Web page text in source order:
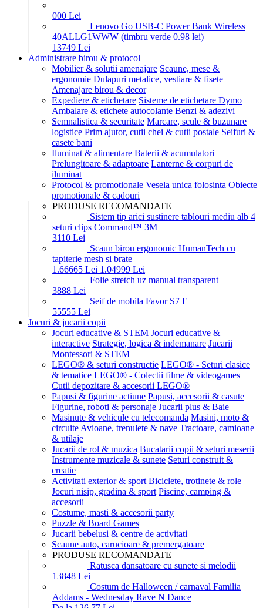
000 Lei
Lenovo Go USB-C Power Bank Wireless
40ALLG1WWW (timbru verde 0.98 lei)
13749 Lei
Administrare birou & protocol
Mobilier & solutii amenajare Scaune, mese &
ergonomie Dulapuri metalice, vestiare & fisete
Amenajare birou & decor
Expediere & etichetare Sisteme de etichetare Dymo
Ambalare & etichete autocolante Benzi & adezivi
Semnalistica & securitate Marcare, scule & buzunare
logistice Prim ajutor, cutii chei & cutii postale Seifuri &
casete bani
Iluminat & alimentare Baterii & acumulatori
Prelungitoare & adaptoare Lanterne & corpuri de
iluminat
Protocol & promotionale Vesela unica folosinta Obiecte
promotionale & cadouri
PRODUSE RECOMANDATE
Sistem tip arici sustinere tablouri mediu alb 4
seturi clips Command™ 3M
3110 Lei
Scaun birou ergonomic HumanTech cu
tapiterie mesh si brate
1.66665 Lei 1.04999 Lei
Folie stretch uz manual transparent
3888 Lei
Seif de mobila Favor S7 E
55555 Lei
Jocuri & jucarii copii
Jocuri educative & STEM Jocuri educative &
interactive Strategie, logica & indemanare Jucarii
Montessori & STEM
LEGO® & seturi constructie LEGO® - Seturi clasice
& tematice LEGO® - Colectii filme & videogames
Cutii depozitare & accesorii LEGO®
Papusi & figurine actiune Papusi, accesorii & casute
Figurine, roboti & personaje Jucarii plus & Baie
Masinute & vehicule cu telecomanda Masini, moto &
circuite Avioane, trenulete & nave Tractoare, camioane
& utilaje
Jucarii de rol & muzica Bucatarii copii & seturi meserii
Instrumente muzicale & sunete Seturi construit &
creatie
Activitati exterior & sport Biciclete, trotinete & role
Jocuri nisip, gradina & sport Piscine, camping &
accesorii
Costume, masti & accesorii party
Puzzle & Board Games
Jucarii bebelusi & centre de activitati
Scaune auto, carucioare & premergatoare
PRODUSE RECOMANDATE
Ratusca dansatoare cu sunete si melodii
13848 Lei
Costum de Halloween / carnaval Familia
Addams - Wednesday Rave N Dance